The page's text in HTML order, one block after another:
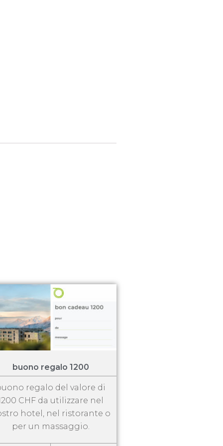
buono regalo 1200
regalo del valore di
CHF da utilizzare nel
hotel, nel ristorante o
per un massaggio.